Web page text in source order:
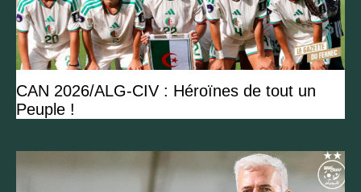
CAN 2026/ALG-CIV : Héroïnes de tout un
Peuple !